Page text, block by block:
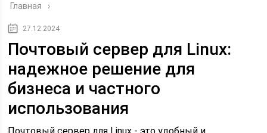
Главная
27.12.2024
Почтовый сервер для Linux:
надежное решение для
бизнеса и частного
использования